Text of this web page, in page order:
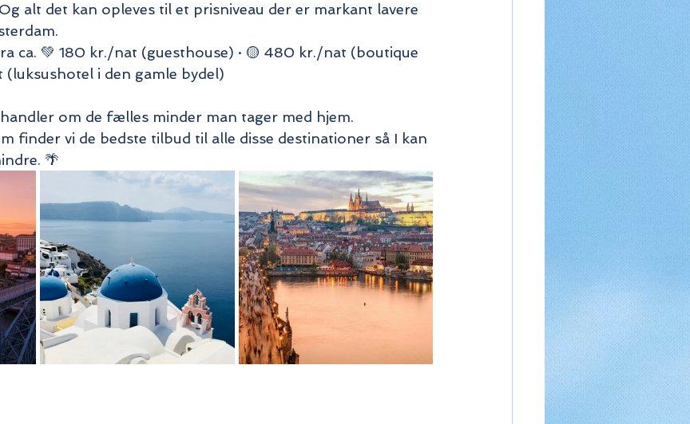
alt det kan opleves til et prisniveau der er markant lavere
ca. 💚 180 kr./nat (guesthouse) · 🟡 480 kr./nat (boutique
(luksushotel i den gamle bydel)
om de fælles minder man tager med hjem.
finder vi de bedste tilbud til alle disse destinationer så I kan
🌴